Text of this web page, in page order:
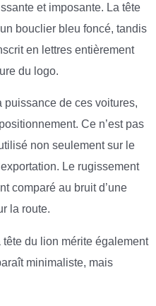
et imposante. La tête
bouclier bleu foncé, tandis
en lettres entièrement
du logo.
puissance de ces voitures,
Ce n’est pas
non seulement sur le
Le rugissement
comparé au bruit d’une
la route.
du lion mérite également
minimaliste, mais